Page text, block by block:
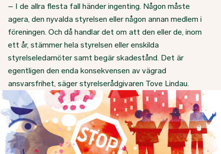
– I de allra flesta fall händer ingenting. Någon måste
agera, den nyvalda styrelsen eller någon annan medlem i
föreningen. Och då handlar det om att den eller de, inom
ett år, stämmer hela styrelsen eller enskilda
styrelseledamöter samt begär skadestånd. Det är
egentligen den enda konsekvensen av vägrad
ansvarsfrihet, säger styrelserådgivaren Tove Lindau.